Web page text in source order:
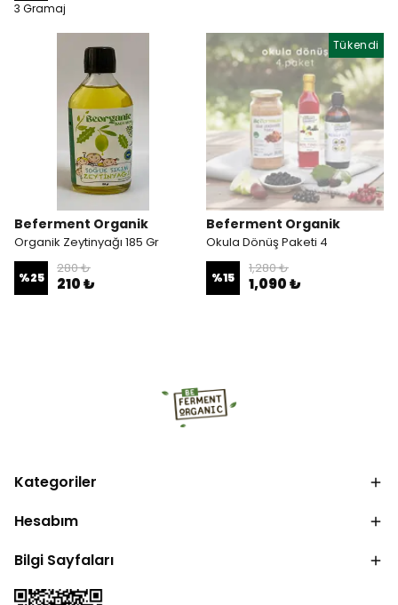
3 Gramaj
Beferment Organik
Organik Zeytinyağı 185 Gr
%25
280 ₺
210 ₺
Tükendi
Beferment Organik
Okula Dönüş Paketi 4
%15
1,280 ₺
1,090 ₺
Kategoriler
Hesabım
Bilgi Sayfaları